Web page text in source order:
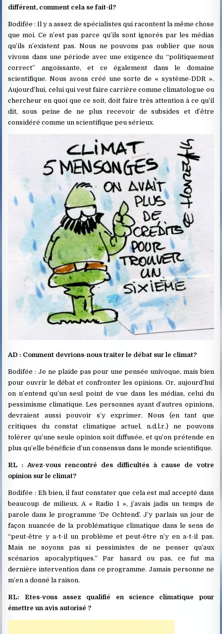
différent, comment cela se fait-il?
Bodifée : Il y a assez de spécialistes qui racontent la même chose
que moi. Ce n’est pas parce qu’ils sont ignorés par les médias
qu’ils n’existent pas. Nous ne pouvons pas oublier que nous
vivons dans une période avec une exigence du “politiquement
correct” angoissante, et ce également dans le domaine
scientifique. Nous avons créé une sorte de « système-DDR ».
Aujourd’hui, celui qui veut faire carrière comme climatologue ou
chercheur en quoi que ce soit, doit faire très attention à ce qu’il
dit, sous peine de ne plus recevoir de subsides et d’être
considéré comme un scientifique peu sérieux.
AD : Comment devrions-nous traiter le débat sur le climat?
Bodifée : Je ne plaide pas pour une pensée univoque, mais bien
pour ouvrir le débat et confronter les opinions. Or, aujourd’hui
on n’entend qu’un seul point de vue dans les médias, celui du
pessimisme climatique. Les personnes ayant d’autres opinions,
devraient aussi pouvoir s’y exprimer. Nous (en tant que
critiques du constat climatique actuel, n.d.l.r.) ne pouvons
tolérer qu’une seule opinion soit diffusée, et qu’on prétende en
plus qu’elle bénéficie d’un consensus dans le monde scientifique.
RL : Avez-vous rencontré des difficultés à cause de votre
opinion sur le climat?
Bodifée : Eh bien, il faut constater que cela est mal accepté dans
beaucoup de milieux. A « Radio 1 », j’avais jadis un temps de
parole dans le programme ‘De Ochtend’. J’y parlais un jour de
façon nuancée de la problématique climatique dans le sens de
“peut-être y a-t-il un problème et peut-être n’y en a-t-il pas.
Mais ne soyons pas si pessimistes de ne penser qu’aux
scénarios apocalyptiques.” Par hasard ou pas, ce fut ma
dernière intervention dans ce programme. Jamais personne ne
m’en a donné la raison.
RL: Etes-vous assez qualifié en science climatique pour
émettre un avis autorisé ?